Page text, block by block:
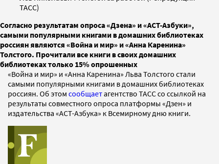
ТАСС)
Согласно результатам опроса «Дзена» и «АСТ-Азбуки»,
самыми популярными книгами в домашних библиотеках
россиян являются «Война и мир» и «Анна Каренина»
Толстого. Прочитали все книги в своих домашних
библиотеках только 15% опрошенных
«Война и мир» и «Анна Каренина» Льва Толстого стали
самыми популярными книгами в домашних библиотеках
россиян. Об этом сообщаетагентство ТАСС со ссылкой на
результаты совместного опроса платформы «Дзен» и
издательства «АСТ-Азбука» к Всемирному дню книги.